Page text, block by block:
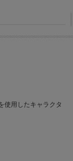
使用したキャラクタ